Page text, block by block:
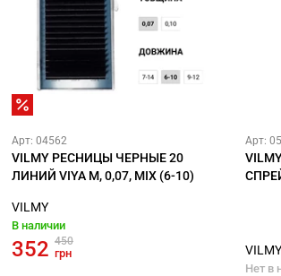
Арт: 04562
VILMY РЕСНИЦЫ ЧЕРНЫЕ 20
ЛИНИЙ VIYA M, 0,07, MIX (6-10)
VILMY
В наличии
352 450
грн
Арт:
VILMY
Нет в